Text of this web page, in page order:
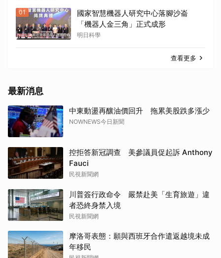
01
國家智慧機器人研究中心落腳沙崙
「機器人金三角」正式成形
明日科學
查看更多
最新消息
中東動盪再釀油價回升 拖累美股跌多漲少
NOWNEWS今日新聞
控拒答新冠調查 美參議員促起訴 Anthony
Fauci
民視新聞網
川普簽行政命令 嚴禁赴美「生育旅遊」違
者恐終身禁入境
民視新聞網
摩洛哥表態：願與西班牙合作遣返越境未成
年移民